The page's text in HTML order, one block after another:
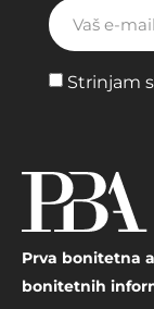
Strinjam
Prva bonitetna
bonitetnih